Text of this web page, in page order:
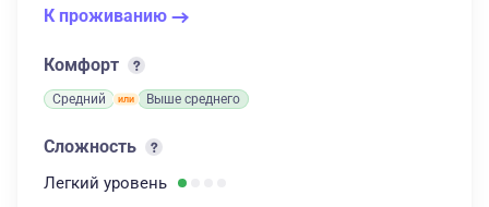
К проживанию
Комфорт
Средний Выше среднего
Сложность
Легкий уровень